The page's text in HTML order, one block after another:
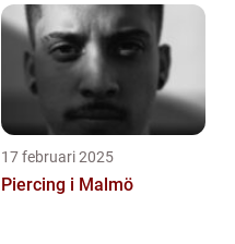
17 februari 2025
Piercing i Malmö